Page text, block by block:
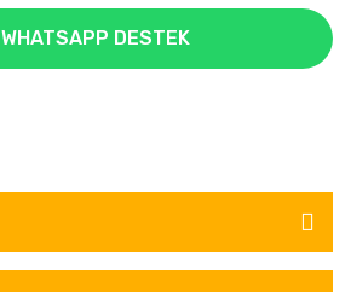
WHATSAPP DESTEK